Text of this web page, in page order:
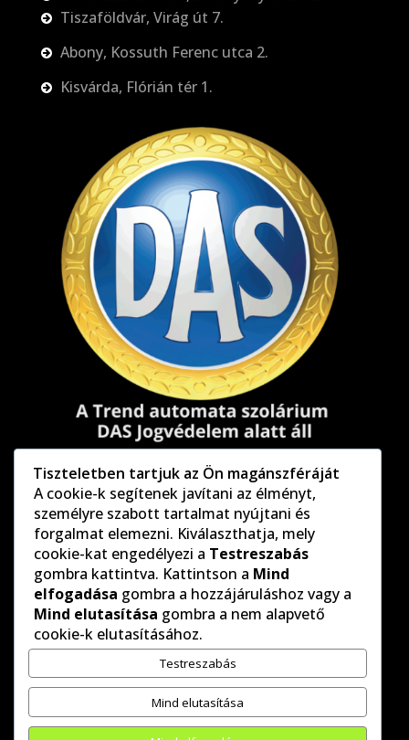
Tiszaföldvár, Virág út 7.
Abony, Kossuth Ferenc utca 2.
Kisvárda, Flórián tér 1.
Általános szerződési feltételek
Adatvédelmi szabályzat
Kövess minket
Trend automata, személyzet nélkül üzemeltetett
szolárium stúdió hálózat
Tiszteletben tartjuk az Ön magánszféráját
A cookie-k segítenek javítani az élményt,
személyre szabott tartalmat nyújtani és
forgalmat elemezni. Kiválaszthatja, mely
cookie-kat engedélyezi a Testreszabás
gombra kattintva. Kattintson a Mind
elfogadása gombra a hozzájáruláshoz vagy a
Mind elutasítása gombra a nem alapvető
cookie-k elutasításához.
Testreszabás
Mind elutasítása